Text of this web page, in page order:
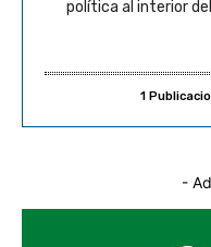
política al interior
1
-